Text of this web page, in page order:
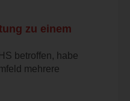
zu einem
betroffen, habe
mehrere